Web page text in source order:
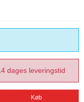
dages leveringstid
Køb